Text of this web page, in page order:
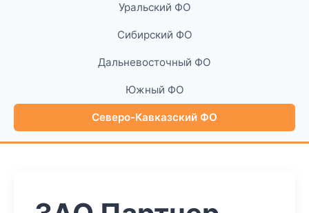
Уральский ФО
Сибирский ФО
Дальневосточный ФО
Южный ФО
Северо-Кавказский ФО